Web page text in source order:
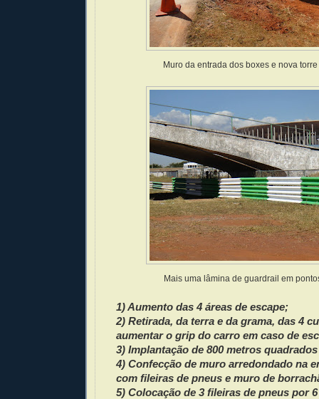
Muro da entrada dos boxes e nova
Mais uma lâmina de guardrail em
1) Aumento das 4 áreas de escape;
2) Retirada, da terra e da grama, das 4
aumentar o grip do carro em caso de
3) Implantação de 800 metros
4) Confecção de muro arredondado na
com fileiras de pneus e muro de
5) Colocação de 3 fileiras de pneus por